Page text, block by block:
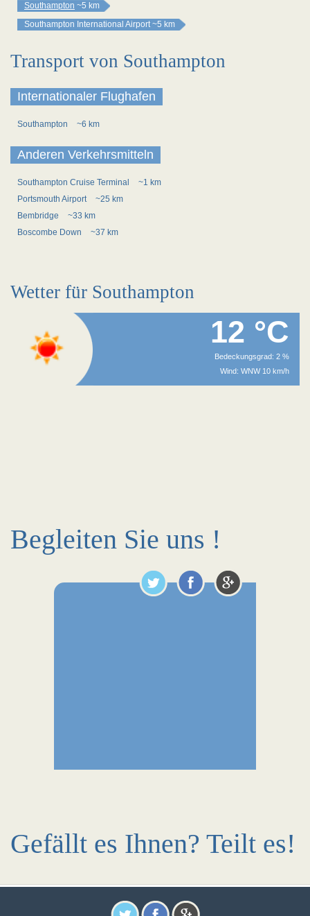
Southampton ~5 km
Southampton International Airport ~5 km
Transport von Southampton
Internationaler Flughafen
Southampton ~6 km
Anderen Verkehrsmitteln
Southampton Cruise Terminal
~1 km
Portsmouth Airport
~25 km
Bembridge
~33 km
Boscombe Down
~37 km
Wetter für Southampton
12 °C
Bedeckungsgrad: 2 %
Wind: WNW 10 km/h
Begleiten Sie uns !
Gefällt es Ihnen? Teilt es!